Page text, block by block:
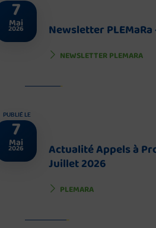
7
Mai
2026 Newsletter PLEMaRa
NEWSLETTER PLEMARA
PUBLIÉ LE
7
Mai
2026
Actualité Appels à
Juillet 2026
PLEMARA